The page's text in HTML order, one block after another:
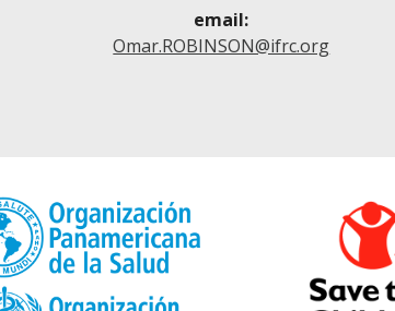
email:
Omar.ROBINSON@ifrc.org